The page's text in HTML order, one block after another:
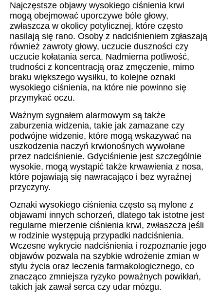
Najczęstsze objawy wysokiego ciśnienia krwi
mogą obejmować uporczywe bóle głowy,
zwłaszcza w okolicy potylicznej, które często
nasilają się rano. Osoby z nadciśnieniem zgłaszają
również zawroty głowy, uczucie duszności czy
uczucie kołatania serca. Nadmierna potliwość,
trudności z koncentracją oraz zmęczenie, mimo
braku większego wysiłku, to kolejne oznaki
wysokiego ciśnienia, na które nie powinno się
przymykać oczu.
Ważnym sygnałem alarmowym są także
zaburzenia widzenia, takie jak zamazane czy
podwójne widzenie, które mogą wskazywać na
uszkodzenia naczyń krwionośnych wywołane
przez nadciśnienie. Gdyciśnienie jest szczególnie
wysokie, mogą wystąpić także krwawienia z nosa,
które pojawiają się nawracająco i bez wyraźnej
przyczyny.
Oznaki wysokiego ciśnienia często są mylone z
objawami innych schorzeń, dlatego tak istotne jest
regularne mierzenie ciśnienia krwi, zwłaszcza jeśli
w rodzinie występują przypadki nadciśnienia.
Wczesne wykrycie nadciśnienia i rozpoznanie jego
objawów pozwala na szybkie wdrożenie zmian w
stylu życia oraz leczenia farmakologicznego, co
znacząco zmniejsza ryzyko poważnych powikłań,
takich jak zawał serca czy udar mózgu.